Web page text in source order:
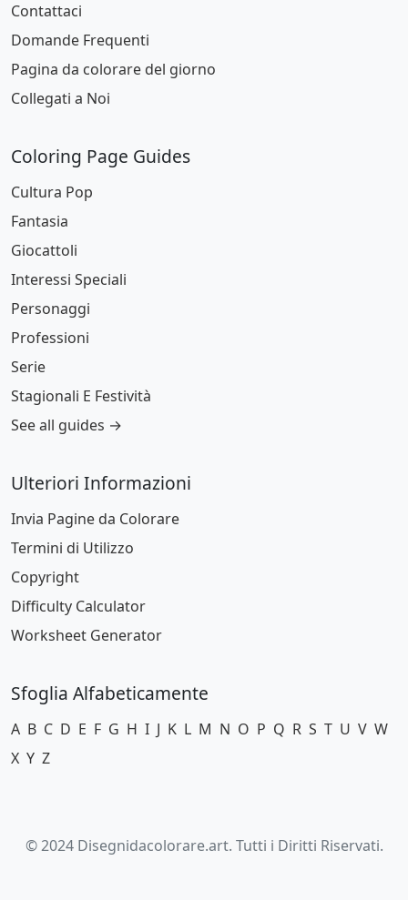
Contattaci
Domande Frequenti
Pagina da colorare del giorno
Collegati a Noi
Coloring Page Guides
Cultura Pop
Fantasia
Giocattoli
Interessi Speciali
Personaggi
Professioni
Serie
Stagionali E Festività
See all guides →
Ulteriori Informazioni
Invia Pagine da Colorare
Termini di Utilizzo
Copyright
Difficulty Calculator
Worksheet Generator
Sfoglia Alfabeticamente
A B C D E F G H I J K L M N O P Q R S T U V W
X Y Z
© 2024 Disegnidacolorare.art. Tutti i Diritti Riservati.